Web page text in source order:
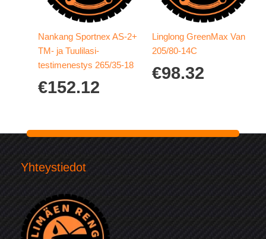
Nankang Sportnex AS-2+
TM- ja Tuulilasi-
testimenestys 265/35-18
€152.12
Linglong GreenMax Van
205/80-14C
€98.32
Yhteystiedot